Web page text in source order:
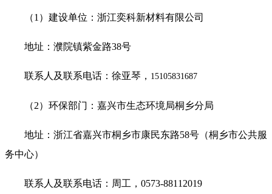
（1 ）建设单位： 浙江奕科新材料有限公司
地址： 濮院镇紫金路38号
联系人及联系电话： 徐亚琴， 15105831687
（2）环保部门：嘉兴市生态环境局桐乡分局
地址：浙江省嘉兴市桐乡市康民东路58号（桐乡市公共服
务中心）
联系人及联系电话： 周工， 0573-88112019